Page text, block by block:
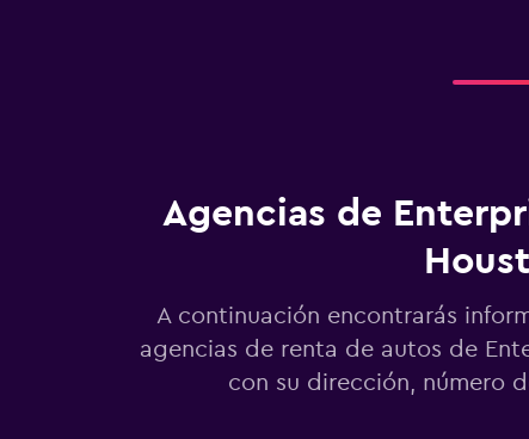
Agencias de
A continuación encontrarás
agencias de renta de autos de
con su dirección, número